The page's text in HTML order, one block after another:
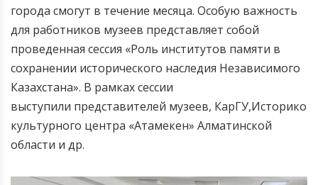
города смогут в течение месяца. Особую важность
для работников музеев представляет собой
проведенная сессия «Роль институтов памяти в
сохранении исторического наследия Независимого
Казахстана». В рамках сессии
выступили представителей музеев, КарГУ,Историко
культурного центра «Атамекен» Алматинской
области и др.